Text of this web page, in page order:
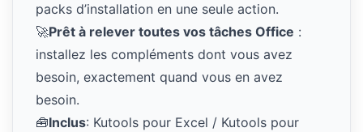
packs d’installation en une seule action.
🚀Prêt à relever toutes vos tâches Office :
installez les compléments dont vous avez
besoin, exactement quand vous en avez
besoin.
🧰Inclus: Kutools pour Excel / Kutools pour